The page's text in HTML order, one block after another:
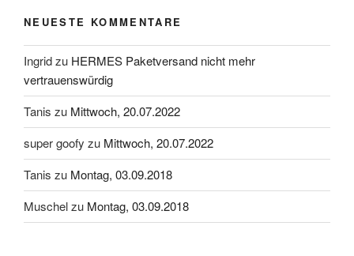
NEUESTE KOMMENTARE
Ingridzu HERMES Paketversand nicht mehr
vertrauenswürdig
Tanis zu Mittwoch, 20.07.2022
super goofy zu Mittwoch, 20.07.2022
Tanis zu Montag, 03.09.2018
Muschelzu Montag, 03.09.2018